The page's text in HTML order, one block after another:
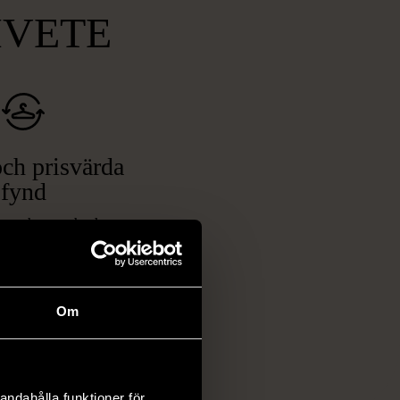
Om
prisvärda
fynd
ett brett utbud av
kläder och möbler
elektronik i våra
föremål som
vanliga butiker.